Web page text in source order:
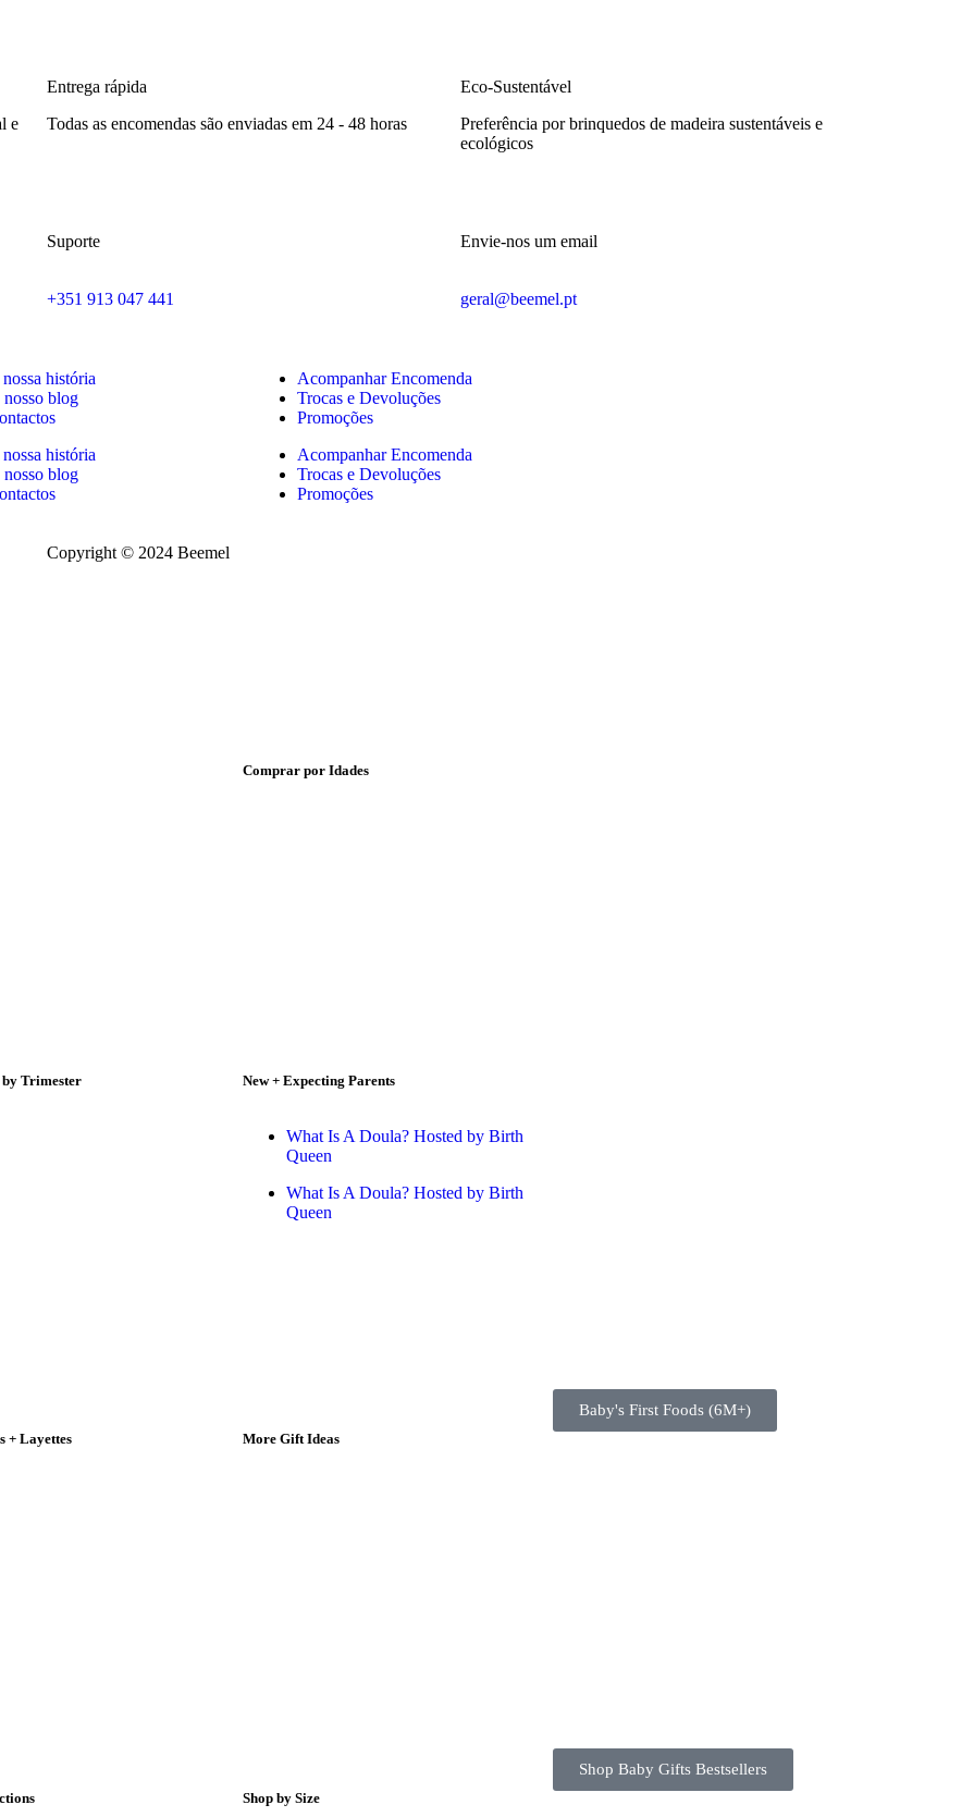
e
Entrega rápida
Todas as encomendas são enviadas em 24 - 48 horas
Eco-Sustentável
Preferência por brinquedos de madeira sustentáveis e
ecológicos
Suporte
+351 913 047 441
Envie-nos um email
geral@beemel.pt
história
nosso blog
história
nosso blog
Acompanhar Encomenda
Trocas e Devoluções
Promoções
Acompanhar Encomenda
Trocas e Devoluções
Promoções
Copyright © 2024 Beemel
Comprar por Idades
Trimester New + Expecting Parents
What Is A Doula? Hosted by Birth
Queen
What Is A Doula? Hosted by Birth
Queen
Baby's First Foods (6M+)
+ Layettes More Gift Ideas
Shop Baby Gifts Bestsellers
Shop by Size